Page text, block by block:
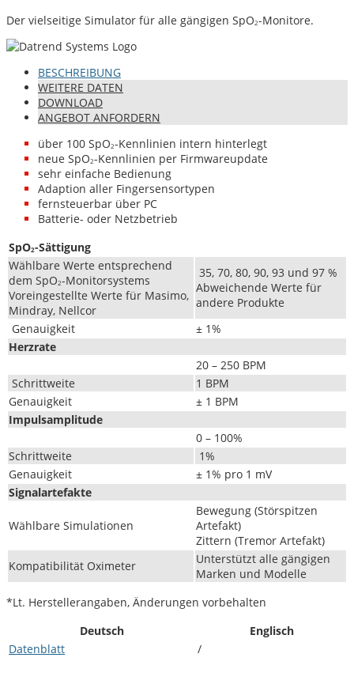
Der viel­seit­ige Sim­u­la­tor für alle gängi­gen SpO2-Mon­i­tore.
BESCHREI­BUNG
WEIT­ERE DATEN
DOWN­LOAD
ANGE­BOT ANFORDERN
über 100 SpO2-Kennlin­ien intern hinterlegt
neue SpO2-Kennlin­ien per Firmwareupdate
sehr ein­fache Bedienung
Adap­tion aller Fingersensortypen
fern­s­teuer­bar über PC
Bat­terie- oder Netzbetrieb
SpO2-Sät­ti­gung
Wählbare Werte entsprechend
dem SpO2-Mon­i­torsys­tems
Vor­eingestellte Werte für Masi­mo,
Min­dray, Nellcor
35, 70, 80, 90, 93 und 97 %
Abwe­ichende Werte für
andere Produkte
Genauigkeit
± 1%
Herzrate
20 – 250 BPM
Schrittweite
1 BPM
Genauigkeit
± 1 BPM
Impul­sam­pli­tude
0 – 100%
Schrit­tweite
1%
Genauigkeit
± 1% pro 1 mV
Sig­nalarte­fak­te
Wählbare Sim­u­la­tio­nen
Bewe­gung (Stör­spitzen
Artefakt)
Zit­tern (Tremor Artefakt)
Kom­pat­i­bil­ität Oximeter
Unter­stützt alle gängi­gen
Marken und Modelle
*Lt. Her­stellerangaben, Änderun­gen vorbehalten
Deutsch
Englisch
Daten­blatt
/